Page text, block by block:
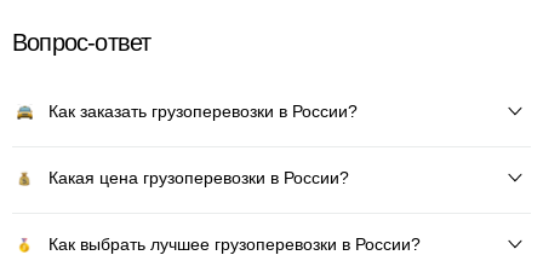
Вопрос-ответ
Как заказать грузоперевозки в России?
Какая цена грузоперевозки в России?
Как выбрать лучшее грузоперевозки в России?